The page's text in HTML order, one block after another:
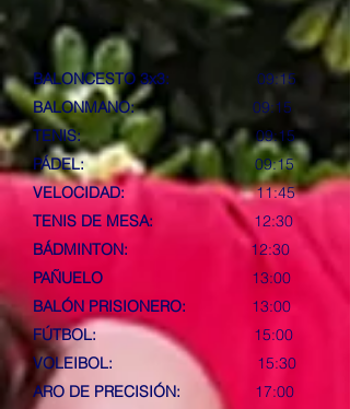
BALONCESTO 3x3: 09:15
BALONMANO:09:15
TENIS:09:15
PÁDEL:09:15
VELOCIDAD:
11:45
TENIS DE MESA:
12:30
BÁDMINTON:
12:30
PAÑUELO
13:00
BALÓN PRISIONERO: 13:00
FÚTBOL:
15:00
VOLEIBOL:
15:30
ARO DE PRECISIÓN:
17:00